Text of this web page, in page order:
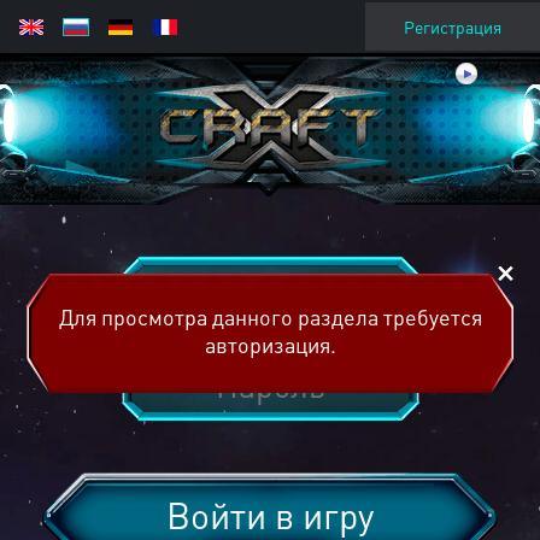
Регистрация
Войти в игру
Для просмотра данного раздела требуется
авторизация.